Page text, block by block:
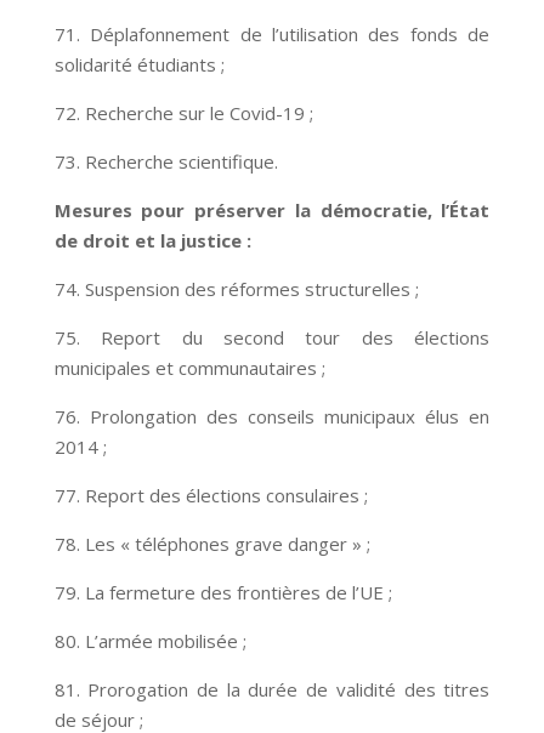
71. Déplafonnement de l’utilisation des fonds de
solidarité étudiants ;
72. Recherche sur le Covid-19 ;
73. Recherche scientifique.
Mesures pour préserver la démocratie, l’État
de droit et la justice :
74. Suspension des réformes structurelles ;
75. Report du second tour des élections
municipales et communautaires ;
76. Prolongation des conseils municipaux élus en
2014 ;
77. Report des élections consulaires ;
78. Les « téléphones grave danger » ;
79. La fermeture des frontières de l’UE ;
80. L’armée mobilisée ;
81. Prorogation de la durée de validité des titres
de séjour ;